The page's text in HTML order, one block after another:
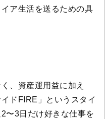
ア生活を送るための具
、資産運用益に加え
ドFIRE」というスタイ
〜3日だけ好きな仕事を